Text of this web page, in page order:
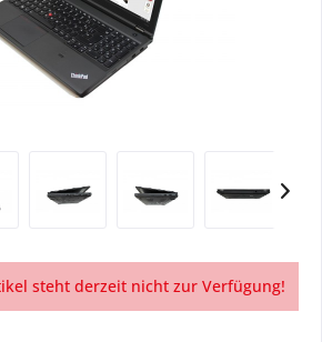
steht derzeit nicht zur Verfügung!